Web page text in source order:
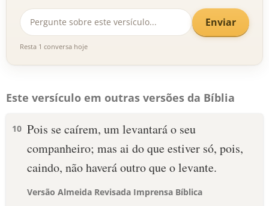
Enviar
Resta 1 conversa hoje
Este versículo em outras versões da Bíblia
10 Pois se caírem, um levantará o seu
companheiro; mas ai do que estiver só, pois,
caindo, não haverá outro que o levante.
Versão Almeida Revisada Imprensa Bíblica